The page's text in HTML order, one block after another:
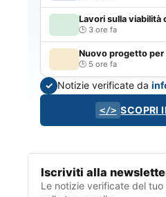
Lavori sulla viabilità
3 ore fa
Nuovo progetto per
5 ore fa
✓ Notizie verificate da
</> SCOPRI
Iscriviti alla
Le notizie verificate del